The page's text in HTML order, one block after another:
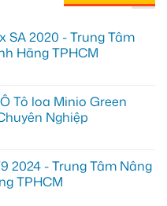
2020 - Trung Tâm
Hãng TPHCM
Tô loa Minio Green
Nghiệp
2024 - Trung Tâm Nâng
TPHCM